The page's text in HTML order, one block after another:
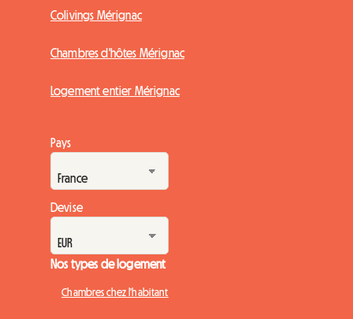
Colivings Mérignac
Chambres d'hôtes Mérignac
Logement entier Mérignac
Pays
Devise
Nos types de logement
Chambres chez l'habitant